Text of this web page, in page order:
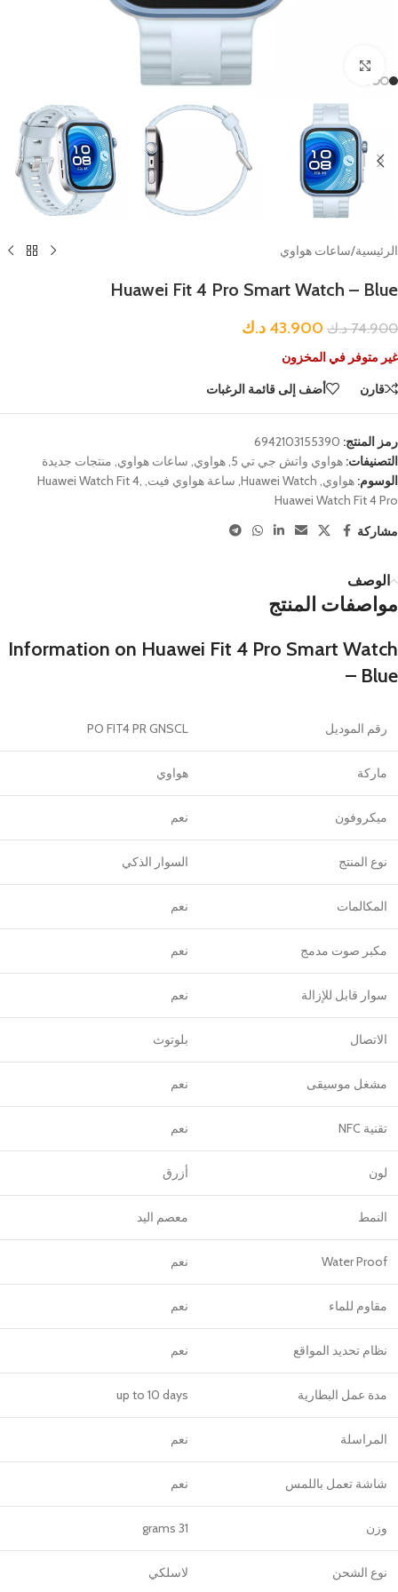
الرئيسية/ساعات هواوي
Huawei Fit 4 Pro Smart Watch – Blue
74.900 د.ك 43.900 د.ك
غير متوفر في المخزون
قارن
أضف إلى قائمة الرغبات
رمز المنتج: 6942103155390
التصنيفات: هواوي واتش جي تي 5 ,هواوي, ساعات هواوي, منتجات جديدة
الوسوم: هواوي,
Huawei Watch
, ساعة هواوي فيت,
Huawei Watch Fit 4,
Huawei Watch Fit 4 Pro
مشاركة
الوصف
مواصفات المنتج
Information on Huawei Fit 4 Pro Smart Watch
– Blue
رقم الموديل PO FIT4 PR GNSCL
ماركة هواوي
ميكروفون نعم
نوع المنتج السوار الذكي
المكالمات نعم
مكبر صوت مدمج نعم
سوار قابل للإزالة نعم
الاتصال بلوتوث
مشغل موسيقى نعم
تقنية NFC نعم
لون أزرق
النمط معصم اليد
Water Proof نعم
مقاوم للماء نعم
نظام تحديد المواقع نعم
مدة عمل البطارية up to 10 days
المراسلة نعم
شاشة تعمل باللمس نعم
وزن 31 grams
نوع الشحن لاسلكي